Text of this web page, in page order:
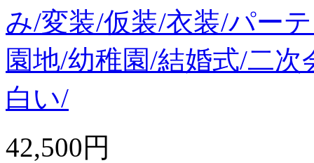
み/変装/仮装/衣装/パー
園地/幼稚園/結婚式/二
白い/
42,500円